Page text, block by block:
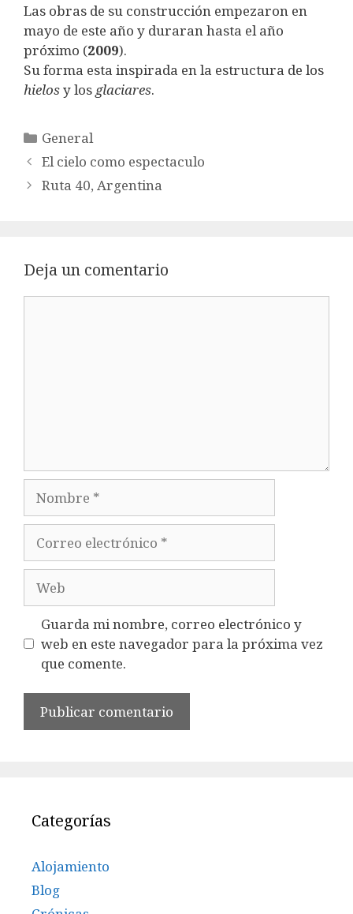
Las obras de su construcción empezaron en
mayo de este año y duraran hasta el año
próximo (2009).
Su forma esta inspirada en la estructura de los
hielosy los glaciares.
Categorías
General
El cielo como espectaculo
Ruta 40, Argentina
Deja un comentario
Nombre
electrónico
Guarda mi nombre, correo electrónico y
web en este navegador para la próxima vez
que comente.
Categorías
Alojamiento
Blog